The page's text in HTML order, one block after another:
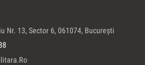
Nr. 13, Sector 6, 061074, Bucureşti